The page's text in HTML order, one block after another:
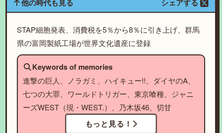
他の時代も見る シェアする
STAP細胞発表、消費税を5％から8％に引き上げ、群馬
県の富岡製紙工場が世界文化遺産に登録
Keywords of memories
進撃の巨人、ノラガミ、ハイキュー!!、ダイヤのA、
七つの大罪、ワールドトリガー、東京喰種、ジャニ
ーズWEST（現・WEST.）、乃木坂46、切甘
もっと見る！